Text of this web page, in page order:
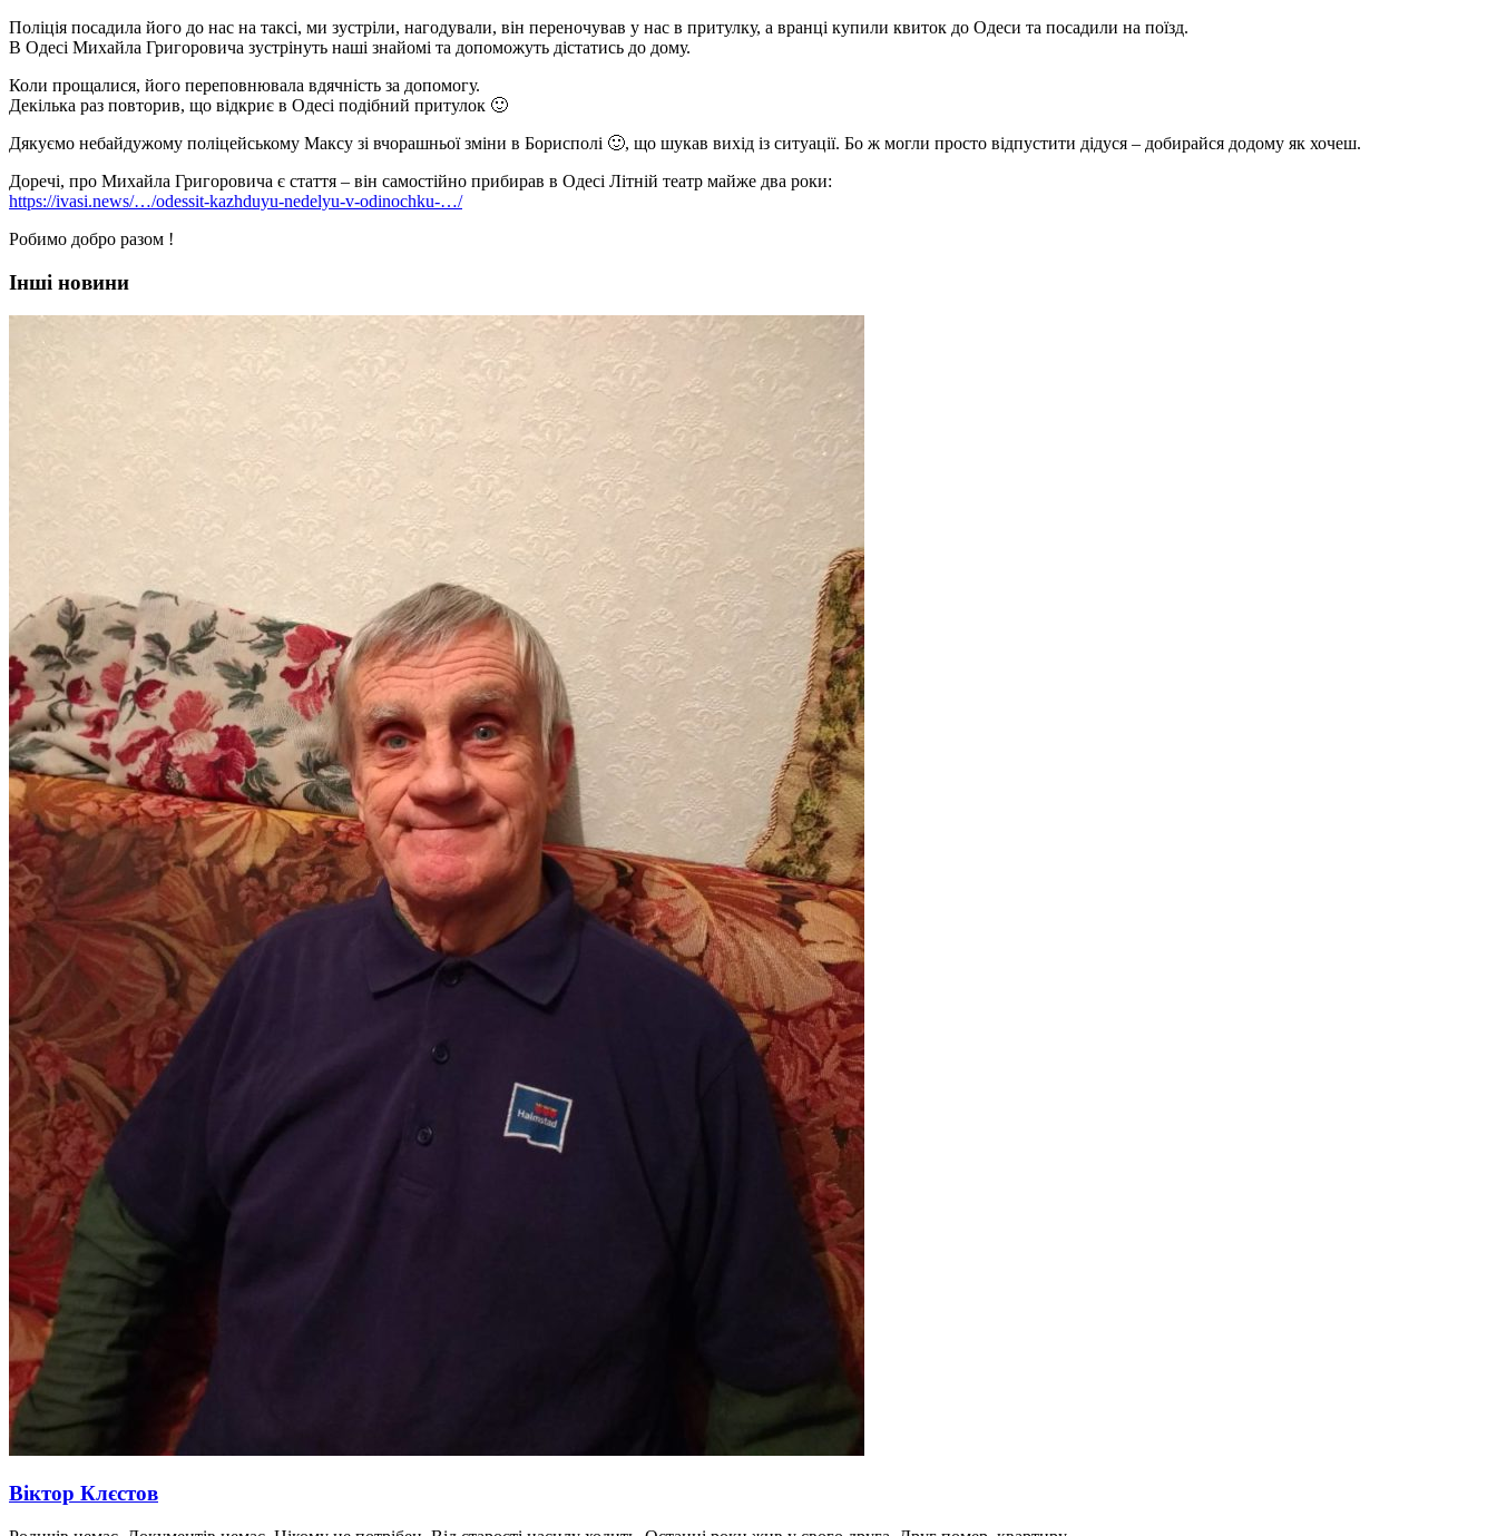
Поліція посадила його до нас на таксі, ми зустріли, нагодували, він переночував у нас в притулку, а вранці купили квиток до Одеси та посадили на поїзд.
В Одесі Михайла Григоровича зустрінуть наші знайомі та допоможуть дістатись до дому.
Коли прощалися, його переповнювала вдячність за допомогу.
Декілька раз повторив, що відкриє в Одесі подібний притулок 🙂
Дякуємо небайдужому поліцейському Максу зі вчорашньої зміни в Борисполі 🙂, що шукав вихід із ситуації. Бо ж могли просто відпустити дідуся – добирайся додому як хочеш.
Доречі, про Михайла Григоровича є стаття – він самостійно прибирав в Одесі Літній театр майже два роки:
https://ivasi.news/…/odessit-kazhduyu-nedelyu-v-odinochku-…/
Робимо добро разом !
Інші новини
Віктор Клєстов